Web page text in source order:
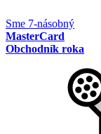
Sme 7-násobný
MasterCard
Obchodník roka